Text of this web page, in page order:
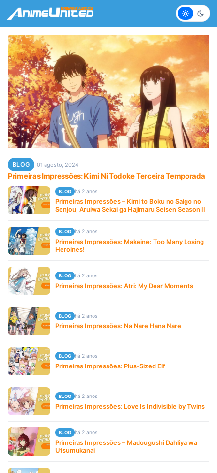
Claro
BLOG 01 agosto, 2024
Primeiras Impressões: Kimi Ni Todoke Terceira Temporada
BLOG há 2 anos
Primeiras Impressões – Kimi to Boku no Saigo no
Senjou, Aruiwa Sekai ga Hajimaru Seisen Season II
BLOG há 2 anos
Primeiras Impressões: Makeine: Too Many Losing
Heroines!
BLOG há 2 anos
Primeiras Impressões: Atri: My Dear Moments
BLOG há 2 anos
Primeiras Impressões: Na Nare Hana Nare
BLOG há 2 anos
Primeiras Impressões: Plus-Sized Elf
BLOG há 2 anos
Primeiras Impressões: Love Is Indivisible by Twins
BLOG há 2 anos
Primeiras Impressões – Madougushi Dahliya wa
Utsumukanai